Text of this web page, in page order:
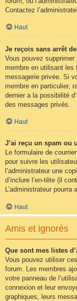
Contactez
Haut
Je reçois sans arrêt
Vous pouvez
membre en utilisant les
messagerie privée. Si
membre en particulier,
dernier a la possibilité
des messages privés.
Haut
J’ai reçu un spam ou
Le formulaire de
pour suivre les
l’administrateur une
d’inclure l’en-tête (il
L’administrateur
Haut
Amis et ignorés
Que sont mes listes
Vous pouvez utiliser
forum. Les membres
votre panneau de
connexion et leur
graphiques, leurs